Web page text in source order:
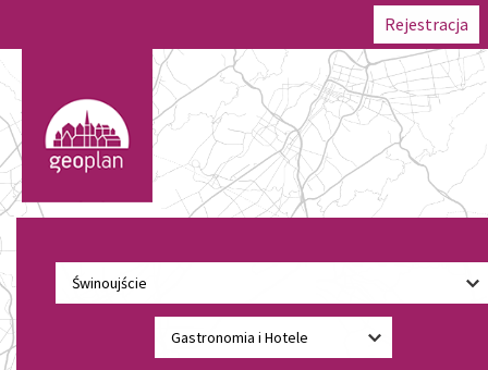
Rejestracja